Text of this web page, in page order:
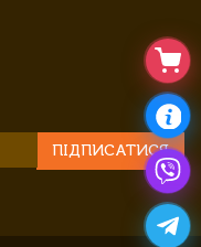
ПІДПИСАТИСЯ